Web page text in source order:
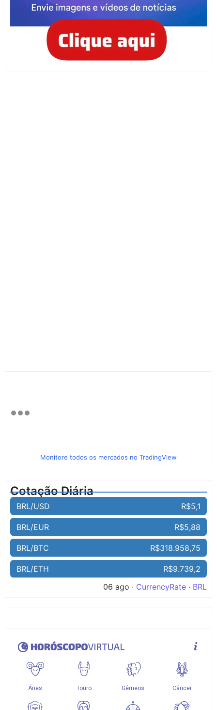
Monitore todos os mercados no TradingView
Cotação Diária
BRL/USD R$5,1
BRL/EUR R$5,88
BRL/BTC R$318.958,75
BRL/ETH
R$9.739,2
06 ago · CurrencyRate · BRL